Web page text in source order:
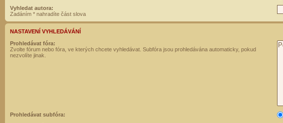
Vyhledat autora:
Zadáním * nahradíte část slova
NASTAVENÍ VYHLEDÁVÁNÍ
Prohledávat fóra:
Zvolte fórum nebo fóra, ve kterých chcete vyhledávat. Subfóra jsou prohledávána automaticky, pokud
nezvolíte jinak.
Prohledávat subfóra: